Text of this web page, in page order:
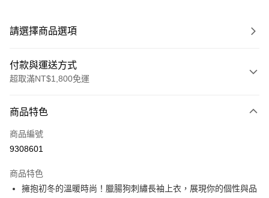
請選擇商品選項
付款與運送方式
超取滿NT$1,800免運
信用卡一次付款
超商取貨付款
Apple Pay
商品特色
商品編號
9308601
商品特色
擁抱初冬的溫暖時尚！臘腸狗刺繡長袖上衣，展現你的個性與品